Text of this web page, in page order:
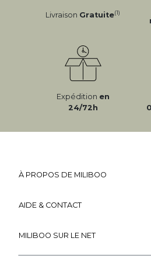
Livraison Gratuite(1)
Expédition en
24/72h
À PROPOS DE MILIBOO
AIDE & CONTACT
MILIBOO SUR LE NET